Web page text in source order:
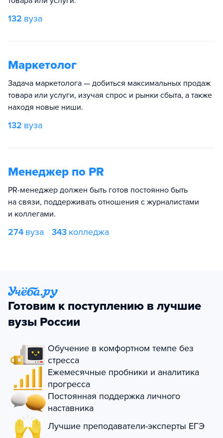
132 вуза
Маркетолог
Задача маркетолога — добиться максимальных продаж
товара или услуги, изучая спрос и рынки сбыта, а также
находя новые ниши.
132 вуза
Менеджер по PR
PR-менеджер должен быть готов постоянно быть
на связи, поддерживать отношения с журналистами
и коллегами.
274 вуза 343 колледжа
Готовим к поступлению в лучшие
вузы России
Обучение в комфортном темпе без
стресса
Ежемесячные пробники и аналитика
прогресса
Постоянная поддержка личного
наставника
Лучшие преподаватели-эксперты ЕГЭ